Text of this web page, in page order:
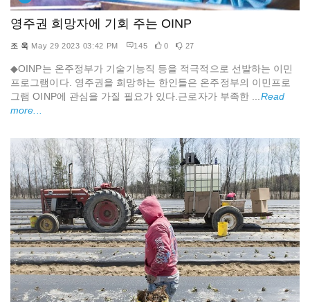
영주권 희망자에 기회 주는 OINP
조 욱 May 29 2023 03:42 PM 145 0 27
◆OINP는 온주정부가 기술기능직 등을 적극적으로 선발하는 이민
프로그램이다. 영주권을 희망하는 한인들은 온주정부의 이민프로
그램 OINP에 관심을 가질 필요가 있다.근로자가 부족한 ... Read
more...